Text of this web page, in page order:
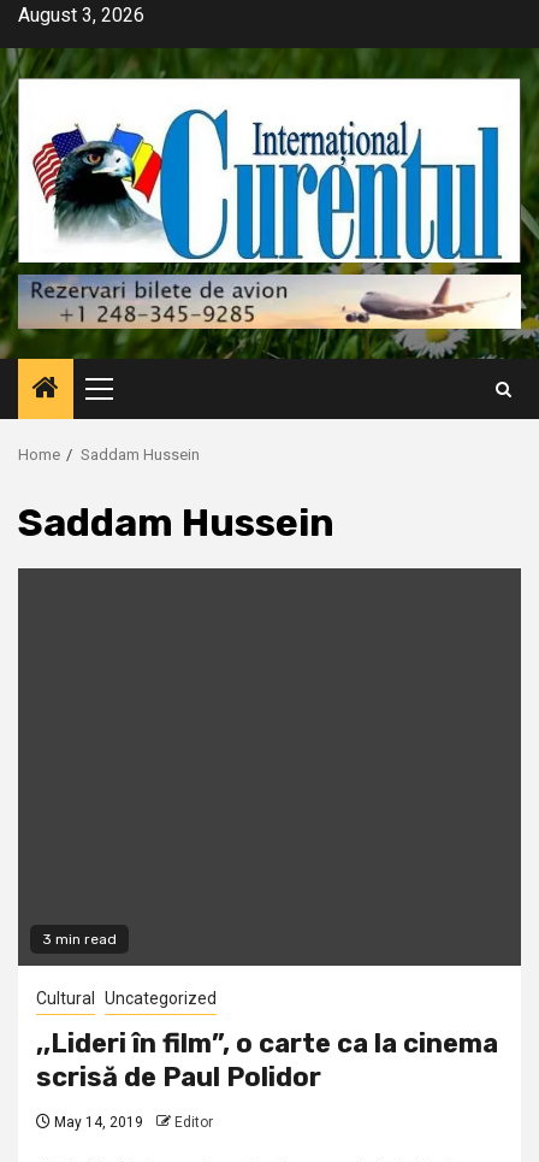
Skip
content
August 3, 2026
Primary
Menu
Home Saddam Hussein
Saddam Hussein
3 min read
Cultural Uncategorized
,,Lideri în film”, o carte ca la cinema
scrisă de Paul Polidor
May 14, 2019 Editor